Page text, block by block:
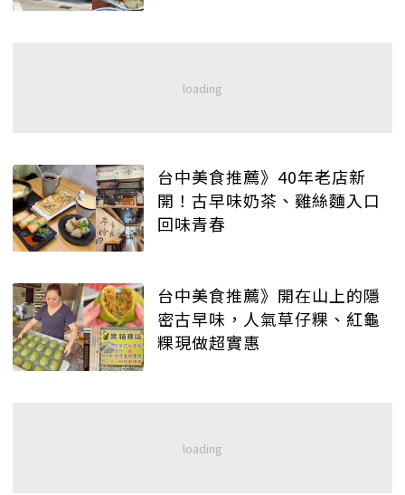
台中美食推薦》40年老店新
開！古早味奶茶、雞絲麵入口
回味青春
台中美食推薦》開在山上的隱
密古早味，人氣草仔粿、紅龜
粿現做超實惠